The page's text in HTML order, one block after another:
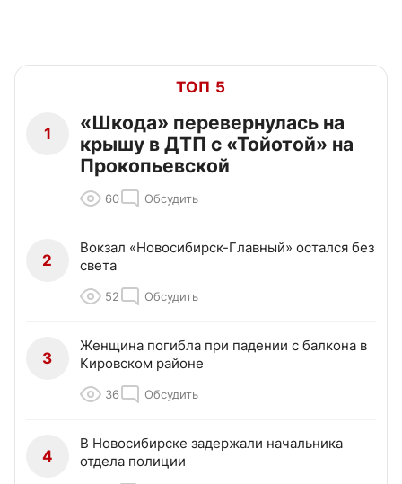
ТОП 5
1
«Шкода» перевернулась на
крышу в ДТП с «Тойотой» на
Прокопьевской
60 Обсудить
2
Вокзал «Новосибирск-Главный» остался без
света
52 Обсудить
3
Женщина погибла при падении с балкона в
Кировском районе
36 Обсудить
4
В Новосибирске задержали начальника
отдела полиции